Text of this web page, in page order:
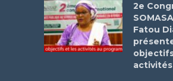
2e
Fatou
activités